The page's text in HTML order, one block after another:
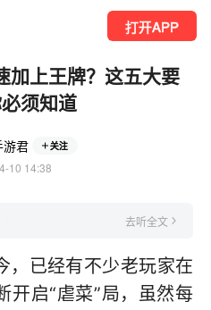
打开APP
加上王牌？这五大要
须知道
游君 关注
10 14:38
去听全文
，已经有不少老玩家在
开启“虐菜”局，虽然每